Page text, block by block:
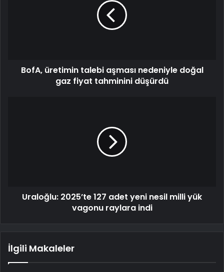
BofA, üretimin talebi aşması nedeniyle doğal
gaz fiyat tahminini düşürdü
Uraloğlu: 2025’te 127 adet yeni nesil milli yük
vagonu raylara indi
İlgili Makaleler